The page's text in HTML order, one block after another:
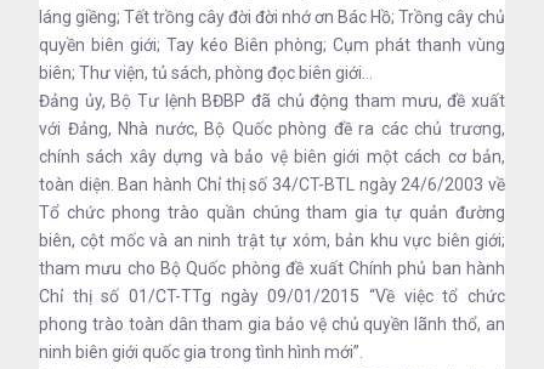
láng giềng; Tết trồng cây đời đời nhớ ơn Bác Hồ; Trồng cây chủ
quyền biên giới; Tay kéo Biên phòng; Cụm phát thanh vùng
biên; Thư viện, tủ sách, phòng đọc biên giới…
Đảng ủy, Bộ Tư lệnh BĐBP đã chủ động tham mưu, đề xuất
với Đảng, Nhà nước, Bộ Quốc phòng đề ra các chủ trương,
chính sách xây dựng và bảo vệ biên giới một cách cơ bản,
toàn diện. Ban hành Chỉ thị số 34/CT-BTL ngày 24/6/2003 về
Tổ chức phong trào quần chúng tham gia tự quản đường
biên, cột mốc và an ninh trật tự xóm, bản khu vực biên giới;
tham mưu cho Bộ Quốc phòng đề xuất Chính phủ ban hành
Chỉ thị số 01/CT-TTg ngày 09/01/2015 “Về việc tổ chức
phong trào toàn dân tham gia bảo vệ chủ quyền lãnh thổ, an
ninh biên giới quốc gia trong tình hình mới”.